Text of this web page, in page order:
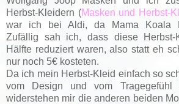
Herbst-Kleidern (Masken und Herbst-
war ich bei Aldi, da Mama Koala
Zufällig sah ich, dass diese
Hälfte reduziert waren, also statt eh
nur noch 5€ kosteten.
Da ich mein Herbst-Kleid einfach so
vom Design und vom
widerstehen mir die anderen beiden